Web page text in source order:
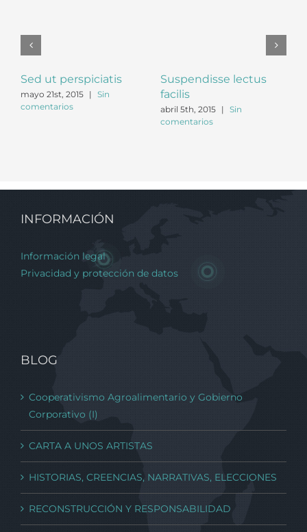
Sed ut perspiciatis
mayo 21st, 2015 | Sin
comentarios
Suspendisse lectus
facilis
abril 5th, 2015 | Sin
comentarios
INFORMACIÓN
Información legal
Privacidad y protección de datos
BLOG
Cooperativismo Agroalimentario y Gobierno
Corporativo (I)
CARTA A UNOS ARTISTAS
HISTORIAS, CREENCIAS, NARRATIVAS, ELECCIONES
RECONSTRUCCIÓN Y RESPONSABILIDAD